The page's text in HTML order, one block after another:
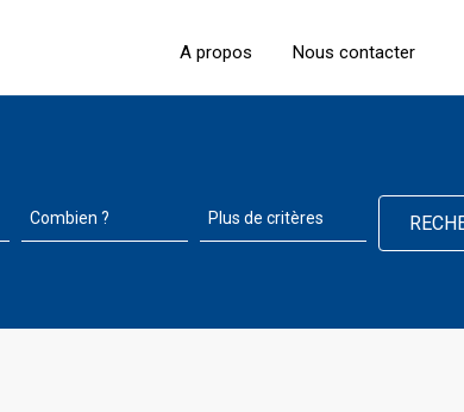
A propos Nous contacter